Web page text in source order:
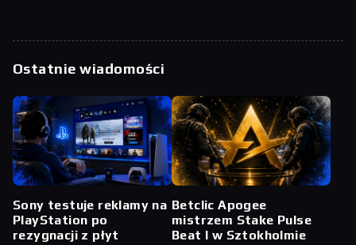
Ostatnie wiadomości
Sony testuje reklamy na
PlayStation po
rezygnacji z płyt
Betclic Apogee
mistrzem Stake Pulse
Beat I w Sztokholmie